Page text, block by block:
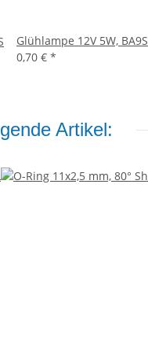
Glühlampe 12V 5W, BA9S
0,70 € *
Artikel: